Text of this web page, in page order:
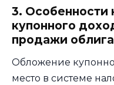
3. Особенности
купонного
продажи
Обложение
место в системе